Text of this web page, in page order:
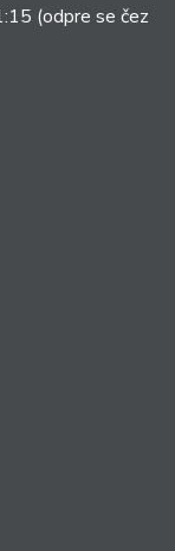
(odpre se čez